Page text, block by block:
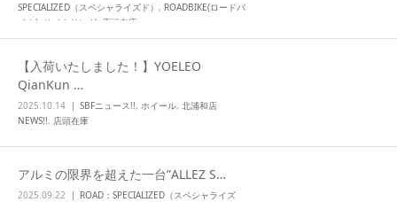
SPECIALIZED（スペシャライズド） , ROADBIKE(ロードバ
イク)
サイクリング 店頭在庫
【入荷いたしました！】YOELEO
QianKun …
2025.10.14 SBFニュース!!, ホイール, 北浦和店
NEWS!!, 店頭在庫
アルミの限界を超えた一台”ALLEZ S…
2025.09.22
ROAD：SPECIALIZED（スペシャライズ